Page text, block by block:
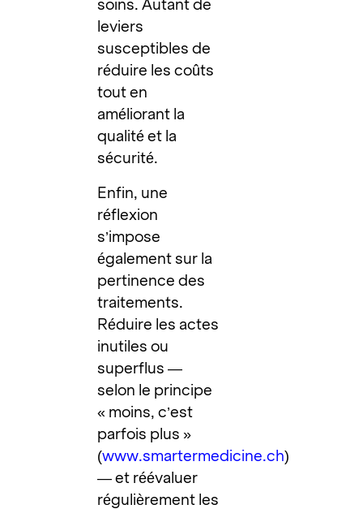
soins. Autant de
leviers
susceptibles de
réduire les coûts
tout en
améliorant la
qualité et la
sécurité.
Enfin, une
réflexion
s’impose
également sur la
pertinence des
traitements.
Réduire les actes
inutiles ou
superflus —
selon le principe
« moins, c’est
parfois plus »
(www.smartermedicine.ch)
— et réévaluer
régulièrement les